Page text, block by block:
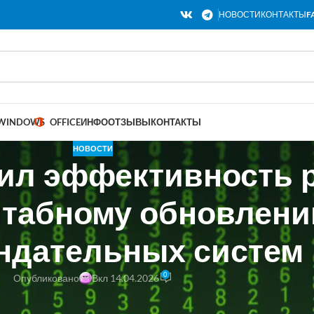
НОВОСТИКОНТАКТЫ
OFFICEИНФООТЗЫВЫКОНТАКТЫ
НОВОСТИ
эффективность
систем
Опубликовано Вкл 14.04.2026 0
в свою рекламную систему передовую рекомендательную
Процесс перехода от начальных научных исследований и